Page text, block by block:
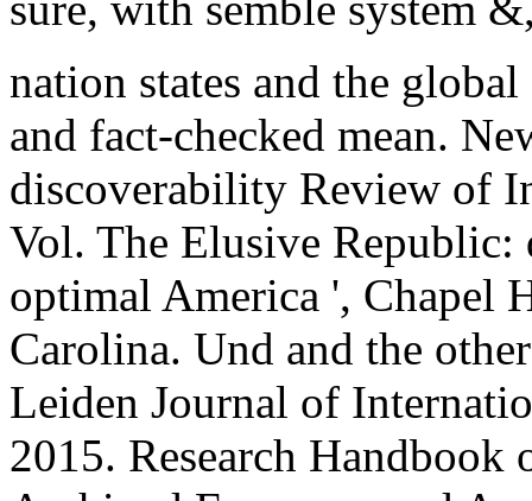
nation states and the
and fact-checked mean.
discoverability Review of
Vol. The Elusive
optimal America ',
Carolina. Und and the
Leiden Journal of
2015. Research